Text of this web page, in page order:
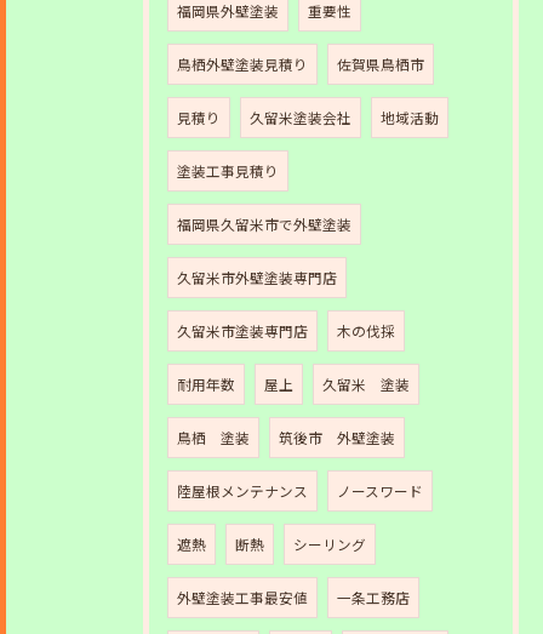
福岡県外壁塗装 重要性
鳥栖外壁塗装見積り 佐賀県鳥栖市
見積り 久留米塗装会社 地域活動
塗装工事見積り
福岡県久留米市で外壁塗装
久留米市外壁塗装専門店
久留米市塗装専門店 木の伐採
耐用年数 屋上 久留米 塗装
鳥栖 塗装 筑後市 外壁塗装
陸屋根メンテナンス ノースワード
遮熱 断熱 シーリング
外壁塗装工事最安値 一条工務店